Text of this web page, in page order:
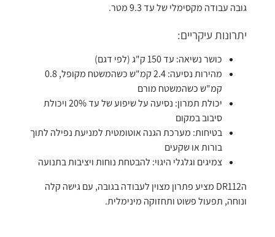
גובה עבודה מקסימלי של עד 9.3 מטר.
יתרונות עיקריים:
כושר נשיאה: עד 150 ק"ג (לפי דגם)
מהירות נסיעה: 2.4 קמ"ש כשהמשטח מקופל, 0.8
קמ"ש כשהמשטח מורם
יכולת תמרון: נסיעה על שיפוע של עד 20% ויכולת
סיבוב במקום
בטיחות: מערכת הגנה אוטומטית למניעת נפילה לתוך
בורות או שקעים
צמיגים וגלגלי היגוי: להבטחת נוחות ויציבות בתנועה
הDR112 מציע פתרון מצוין לעבודה בגובה, עם גישה קלה
ונוחה, תפעול פשוט ותחזוקה מינימלית.